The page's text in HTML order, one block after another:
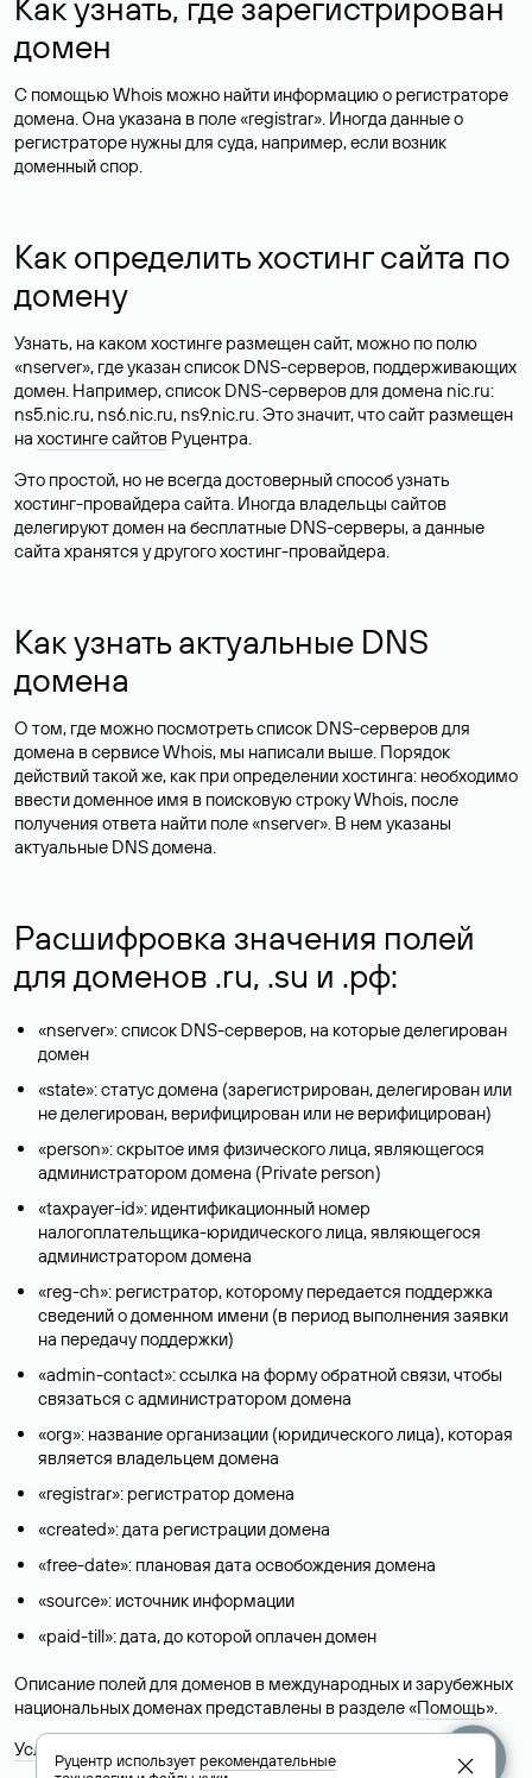
домен
С помощью Whois можно найти информацию о регистраторе
домена. Она указана в поле «registrar». Иногда данные о
регистраторе нужны для суда, например, если возник
доменный спор.
Как определить хостинг сайта по
домену
Узнать, на каком хостинге размещен сайт, можно по полю
«nserver», где указан список DNS-серверов, поддерживающих
домен. Например, список DNS-серверов для домена nic.ru:
ns5.nic.ru, ns6.nic.ru, ns9.nic.ru. Это значит, что сайт размещен
на хостинге сайтов Руцентра.
Это простой, но не всегда достоверный способ узнать
хостинг-провайдера сайта. Иногда владельцы сайтов
делегируют домен на бесплатные DNS-серверы, а данные
сайта хранятся у другого хостинг-провайдера.
Как узнать актуальные DNS
домена
О том, где можно посмотреть список DNS-серверов для
домена в сервисе Whois, мы написали выше. Порядок
действий такой же, как при определении хостинга: необходимо
ввести доменное имя в поисковую строку Whois, после
получения ответа найти поле «nserver». В нем указаны
актуальные DNS домена.
Расшифровка значения полей
для доменов .ru, .su и .рф:
«nserver»: список DNS-серверов, на которые делегирован
домен
«state»: статус домена (зарегистрирован, делегирован или
не делегирован, верифицирован или не верифицирован)
«person»: скрытое имя физического лица, являющегося
администратором домена (Privatе person)
«taxpayer-id»: идентификационный номер
налогоплательщика-юридического лица, являющегося
администратором домена
«reg-ch»: регистратор, которому передается поддержка
сведений о доменном имени (в период выполнения заявки
на передачу поддержки)
«admin-contact»: ссылка на форму обратной связи, чтобы
связаться с администратором домена
«org»: название организации (юридического лица), которая
является владельцем домена
«registrar»: регистратор домена
«created»: дата регистрации домена
«free-date»: плановая дата освобождения домена
«source»: источник информации
«paid-till»: дата, до которой оплачен домен
Описание полей для доменов в международных и зарубежных
национальных доменах представлены в разделе «Помощь».
Условия использования Whois-сервиса
Руцентр используетрекомендательные